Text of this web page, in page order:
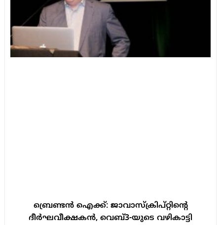
ബ്രെണ്ടൻ ഐക്ക്: ജാവാസ്ക്രിപ്റ്റിൻ്റെ
ദീർഘവീക്ഷകൻ, വെബ്3-യുടെ വഴികാട്ടി